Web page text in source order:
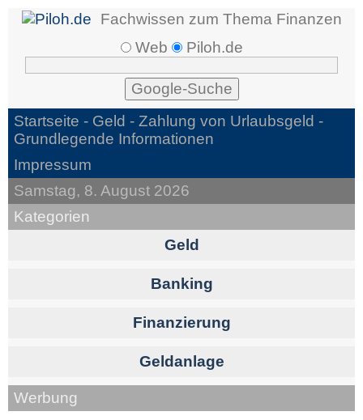
Fachwissen zum Thema Finanzen
Web
Piloh.de
Startseite - Geld - Zahlung von Urlaubsgeld -
Grundlegende Informationen
Impressum
Samstag, 8. August 2026
Kategorien
Geld
Banking
Finanzierung
Geldanlage
Werbung